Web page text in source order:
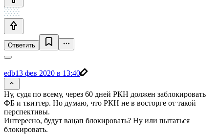
Ответить
edb13 фев 2020 в 13:40
Ну, судя по всему, через 60 дней РКН должен заблокировать
ФБ и твиттер. Но думаю, что РКН не в восторге от такой
перспективы.
Интересно, будут вацап блокировать? Ну или пытаться
блокировать.